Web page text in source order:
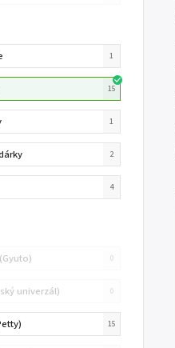
1
15
1
2
4
0
univerzál) 0
15